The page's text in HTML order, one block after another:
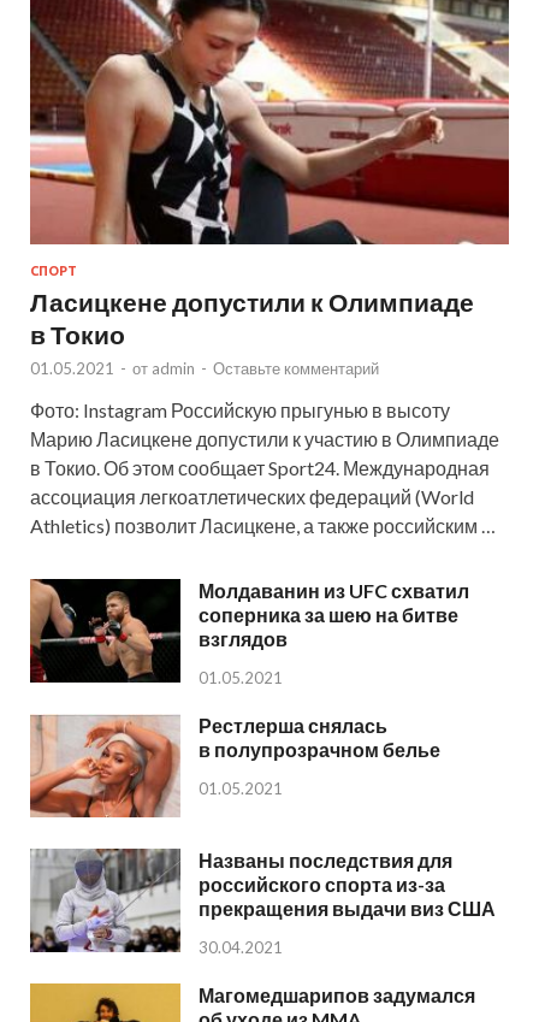
СПОРТ
Ласицкене допустили к Олимпиаде
в Токио
01.05.2021 - от admin - Оставьте комментарий
Фото: Instagram Российскую прыгунью в высоту
Марию Ласицкене допустили к участию в Олимпиаде
в Токио. Об этом сообщает Sport24. Международная
ассоциация легкоатлетических федераций (World
Athletics) позволит Ласицкене, а также российским …
Молдаванин из UFC схватил
соперника за шею на битве
взглядов
01.05.2021
Рестлерша снялась
в полупрозрачном белье
01.05.2021
Названы последствия для
российского спорта из-за
прекращения выдачи виз США
30.04.2021
Магомедшарипов задумался